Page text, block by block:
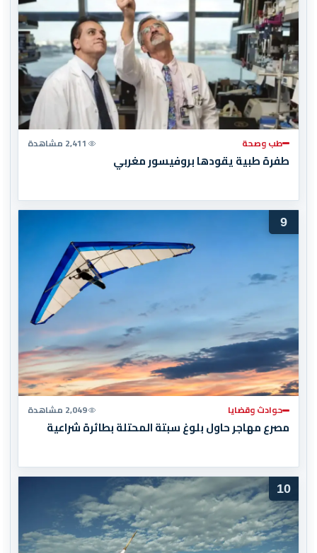
طب وصحة 2,411 مشاهدة
طفرة طبية يقودها بروفيسور مغربي
9
حوادث وقضايا 2,049 مشاهدة
مصرع مهاجر حاول بلوغ سبتة المحتلة بطائرة شراعية
10